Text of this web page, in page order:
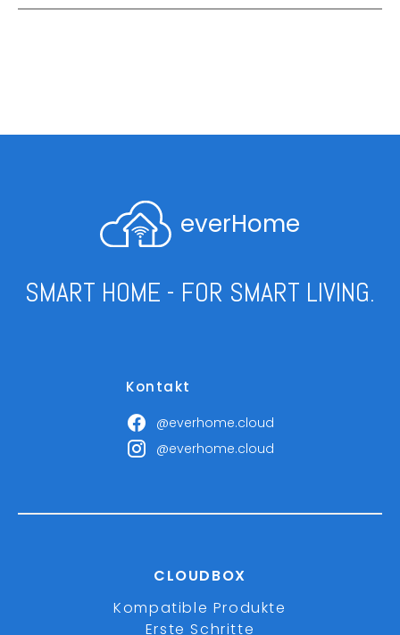
everHome
SMART HOME - FOR SMART LIVING.
Kontakt
@everhome.cloud
@everhome.cloud
CLOUDBOX
Kompatible Produkte
Erste Schritte